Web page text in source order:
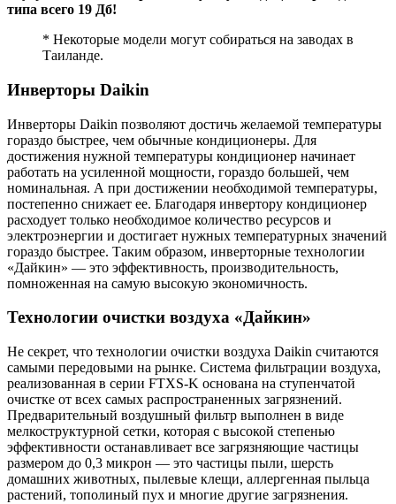
типа всего 19 Дб!
* Некоторые модели могут собираться на заводах в
Таиланде.
Инверторы Daikin
Инверторы Daikin позволяют достичь желаемой температуры
гораздо быстрее, чем обычные кондиционеры. Для
достижения нужной температуры кондиционер начинает
работать на усиленной мощности, гораздо большей, чем
номинальная. А при достижении необходимой температуры,
постепенно снижает ее. Благодаря инвертору кондиционер
расходует только необходимое количество ресурсов и
электроэнергии и достигает нужных температурных значений
гораздо быстрее. Таким образом, инверторные технологии
«Дайкин» — это эффективность, производительность,
помноженная на самую высокую экономичность.
Технологии очистки воздуха «Дайкин»
Не секрет, что технологии очистки воздуха Daikin считаются
самыми передовыми на рынке. Система фильтрации воздуха,
реализованная в серии FTXS-K основана на ступенчатой
очистке от всех самых распространенных загрязнений.
Предварительный воздушный фильтр выполнен в виде
мелкоструктурной сетки, которая с высокой степенью
эффективности останавливает все загрязняющие частицы
размером до 0,3 микрон — это частицы пыли, шерсть
домашних животных, пылевые клещи, аллергенная пыльца
растений, тополиный пух и многие другие загрязнения.